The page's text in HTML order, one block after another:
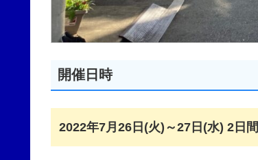
開催日時
2022年7月26日(火)～27日(水) 2日間